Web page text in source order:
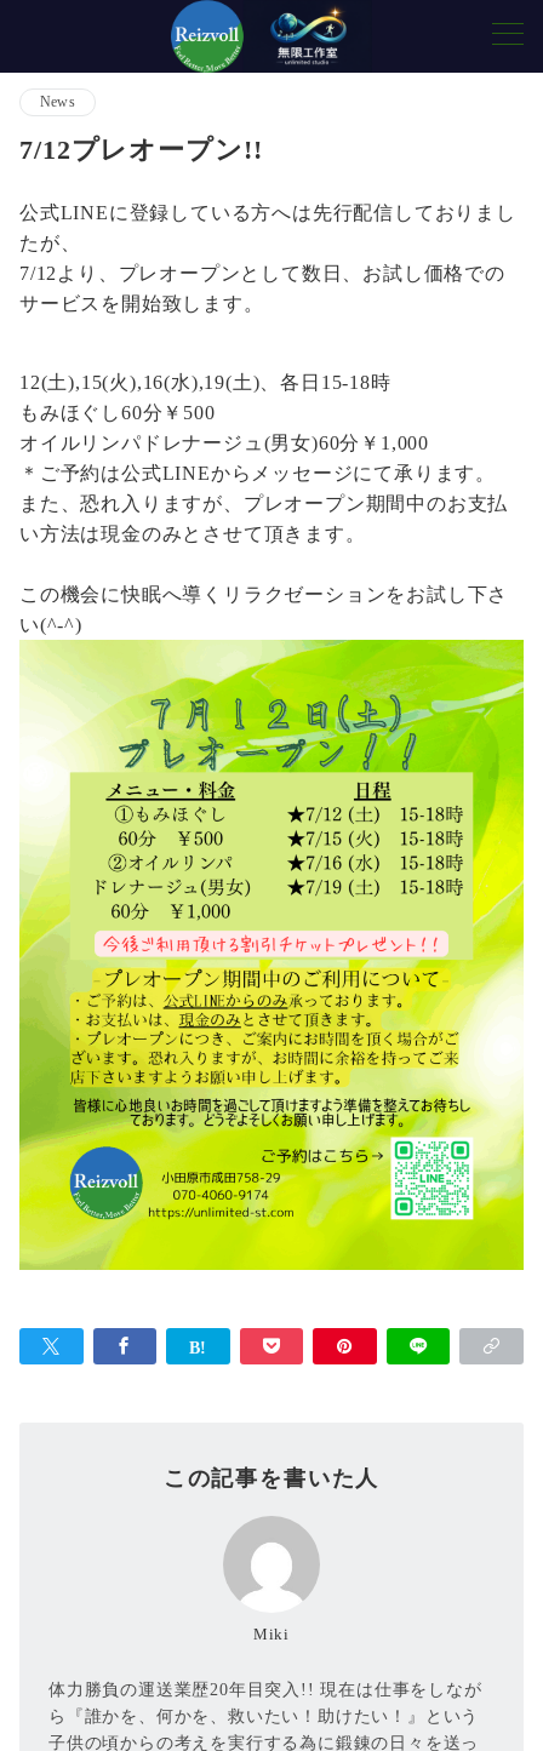
News
7/12プレオープン!!
公式LINEに登録している方へは先行配信しておりまし
たが、
7/12より、プレオープンとして数日、お試し価格での
サービスを開始致します。
12(土),15(火),16(水),19(土)、各日15-18時
もみほぐし60分￥500
オイルリンパドレナージュ(男女)60分￥1,000
＊ご予約は公式LINEからメッセージにて承ります。
また、恐れ入りますが、プレオープン期間中のお支払
い方法は現金のみとさせて頂きます。
この機会に快眠へ導くリラクゼーションをお試し下さ
い(^-^)
この記事を書いた人
Miki
体力勝負の運送業歴20年目突入!! 現在は仕事をしなが
ら『誰かを、何かを、救いたい！助けたい！』という
子供の頃からの考えを実行する為に鍛錬の日々を送っ